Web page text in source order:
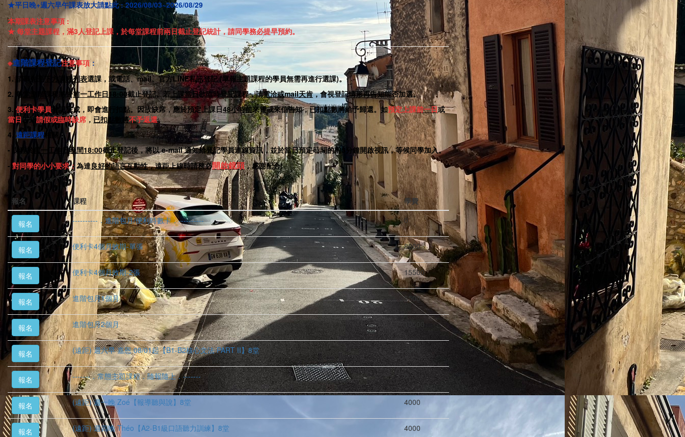
★平日晚+週六早午課表放大請點此 : 2026/08/03~2026/08/29
本期課表注意事項 :
★ 每堂主題課程，滿3人登記上課，於每堂課程前兩日截止登記統計，請同學務必提早預約。
※進階課程登記注意事項：
1. 請事先至
下方課程列表選課，或電話、mail、官方LINE私訊登記 (單報主題課程的學員無需再進行選課)。
2. 每堂進階課程將於前一工作日18:00截止登記。若上課當日欲臨時登記課程，請電洽或mail天肯，會視登記情形再告知能否加選。
3.便利卡學員登記完成，即會進行扣點。因故缺席，應於預定上課日48小時前來電或來信告知，已扣點數將給予歸還。如預定上課前一日或
當日告知 請假或臨時缺席 ， 已扣點數將不予返還。
4. 遠距課程相關
：
- 課程於
前一工作日晚間18:00截止登記後，將以 e-mail 通知給登記學員連線資訊，並於當日預定時間的前5分鐘開啟視訊，等候同學加入。
- 對同學的小小要求：為達良好的語言互動性，遠距上線時請務必開啟鏡頭，感謝配合!
報名 課程 學費
報名 ----------．進階包月/便利時數卡．---------- 0
報名 便利卡4個月效期-單張 8000
報名 便利卡4個月效期-2張 15500
報名 進階包月1個月 5500
報名 進階包月2個月 10500
報名 (遠距) 週六早 嘉恩 08/01起【B1-B2核心文法 PART II】8堂 3600
報名 -------．常態主題課程．隨報隨上．------- 0
報名 (遠距) 週一晚 Zoé【報導聽與說】8堂 4000
報名 (遠距) 週四晚 Théo【A2-B1級口語聽力訓練】8堂 4000